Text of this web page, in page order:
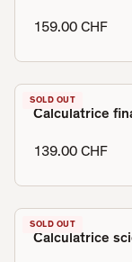
159.00 CHF
SOLD OUT
Calculatrice
139.00 CHF
SOLD OUT
Calculatrice